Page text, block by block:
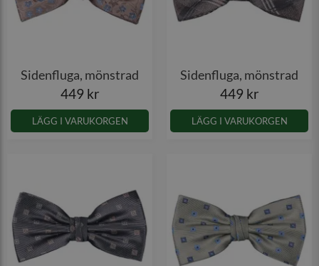
Sidenfluga, mönstrad
449 kr
LÄGG I VARUKORGEN
Sidenfluga, mönstrad
449 kr
LÄGG I VARUKORGEN